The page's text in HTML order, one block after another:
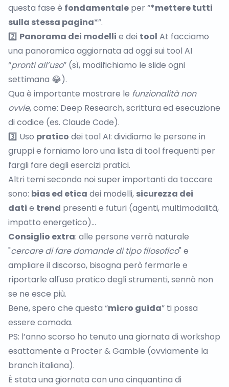
questa fase è fondamentale per “*mettere tutti
sulla stessa pagina*”.
2️⃣ Panorama dei modelli e dei tool AI: facciamo
una panoramica aggiornata ad oggi sui tool AI
“pronti all’uso” (sì, modifichiamo le slide ogni
settimana 😂).
Qua è importante mostrare le funzionalità non
ovvie, come: Deep Research, scrittura ed esecuzione
di codice (es. Claude Code).
3️⃣ Uso pratico dei tool AI: dividiamo le persone in
gruppi e forniamo loro una lista di tool frequenti per
fargli fare degli esercizi pratici.
Altri temi secondo noi super importanti da toccare
sono: bias ed etica dei modelli, sicurezza dei
dati e trend presenti e futuri (agenti, multimodalità,
impatto energetico)…
Consiglio extra: alle persone verrà naturale
"cercare di fare domande di tipo filosofico" e
ampliare il discorso, bisogna però fermarle e
riportarle all'uso pratico degli strumenti, sennò non
se ne esce più.
Bene, spero che questa “micro guida” ti possa
essere comoda.
PS: l’anno scorso ho tenuto una giornata di workshop
esattamente a Procter & Gamble (ovviamente la
branch italiana).
È stata una giornata con una cinquantina di